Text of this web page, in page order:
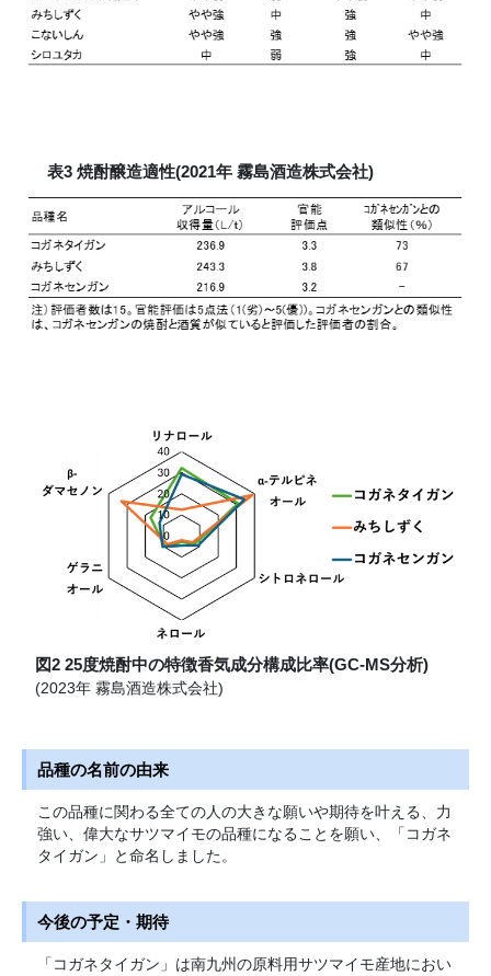
表3 焼酎醸造適性(2021年 霧島酒造株式会社)
図2 25度焼酎中の特徴香気成分構成比率(GC-MS分析)
(2023年 霧島酒造株式会社)
品種の名前の由来
この品種に関わる全ての人の大きな願いや期待を叶える、力
強い、偉大なサツマイモの品種になることを願い、「コガネ
タイガン」と命名しました。
今後の予定・期待
「コガネタイガン」は南九州の原料用サツマイモ産地におい